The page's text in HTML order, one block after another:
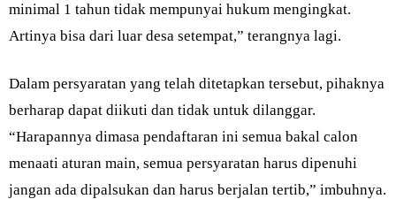
minimal 1 tahun tidak mempunyai hukum mengingkat.
Artinya bisa dari luar desa setempat,” terangnya lagi.
Dalam persyaratan yang telah ditetapkan tersebut, pihaknya
berharap dapat diikuti dan tidak untuk dilanggar.
“Harapannya dimasa pendaftaran ini semua bakal calon
menaati aturan main, semua persyaratan harus dipenuhi
jangan ada dipalsukan dan harus berjalan tertib,” imbuhnya.